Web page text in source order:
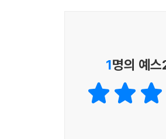
누적시켜준 무수한 남자
애쓰던 아르바이트 동
친구, 버스를 기다리는
비벡 슈라야의 글쓰기는
- 사치 코울 (《어차피 우
1명의 예